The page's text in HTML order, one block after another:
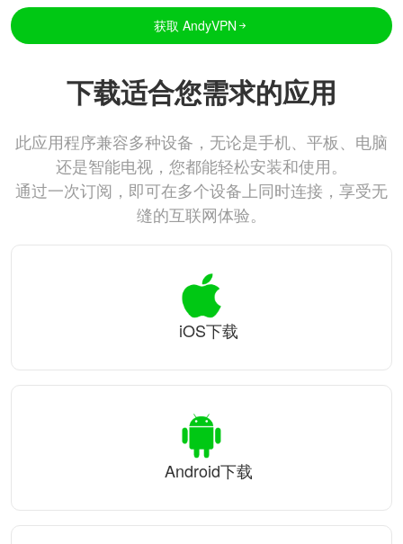
获取 AndyVPN
下载适合您需求的应用
此应用程序兼容多种设备，无论是手机、平板、电脑
还是智能电视，您都能轻松安装和使用。
通过一次订阅，即可在多个设备上同时连接，享受无
缝的互联网体验。
iOS下载
Android下载